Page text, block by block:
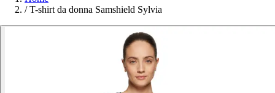
/ T-shirt da donna Samshield Sylvia